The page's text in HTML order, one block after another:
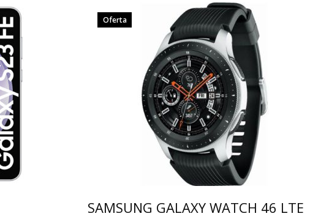
Oferta
SAMSUNG GALAXY WATCH 46 LTE